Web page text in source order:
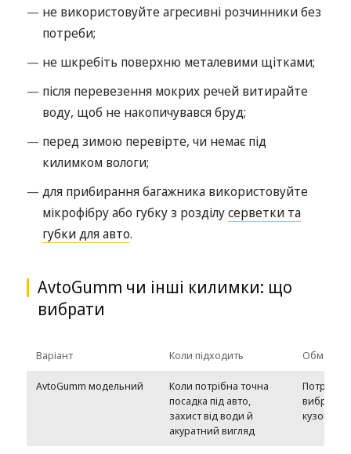
не використовуйте агресивні розчинники без
потреби;
не шкребіть поверхню металевими щітками;
після перевезення мокрих речей витирайте
воду, щоб не накопичувався бруд;
перед зимою перевірте, чи немає під
килимком вологи;
для прибирання багажника використовуйте
мікрофібру або губку з розділусерветки та
губки для авто.
AvtoGumm чи інші килимки: що
вибрати
Варіант Коли підходить
AvtoGumm модельний
Коли потрібна точна
посадка під авто,
захист від води й
акуратний вигляд
вибрати
кузов